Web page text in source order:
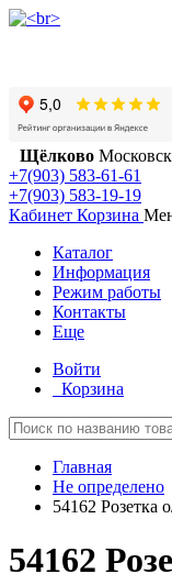
Щёлково
+7(903) 583-61-61
+7(903) 583-19-19
Кабинет Корзина
Каталог
Информация
Режим работы
Контакты
Еще
Войти
Корзина
Главная
Не определено
54162
54162